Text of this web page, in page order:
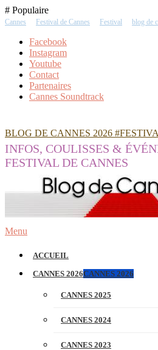
Skip
To
# Populaire
Cannes Festival de Cannes Festival blog de
Facebook
Instagram
Youtube
Contact
Partenaires
Cannes Soundtrack
BLOG DE CANNES 2026
INFOS, COULISSES &
FESTIVAL DE CANNES
Menu
ACCUEIL
CANNES 2026CANNES 2026
CANNES 2025
CANNES 2024
CANNES 2023